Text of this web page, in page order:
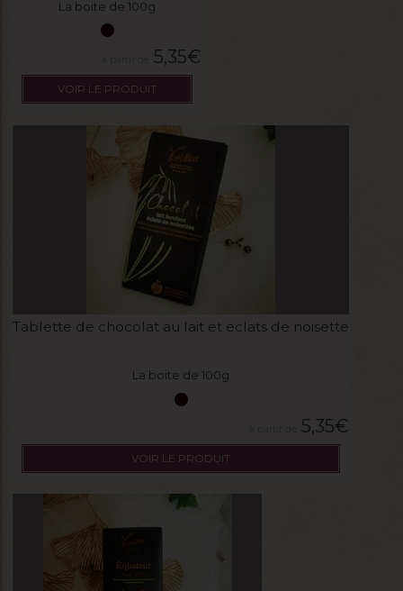
La boite de 100g
5,35€
VOIR LE PRODUIT
Tablette de chocolat au lait et eclats de noisette
La boite de 100g
5,35€
VOIR LE PRODUIT